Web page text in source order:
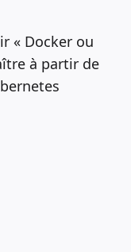
« Docker ou
à partir de